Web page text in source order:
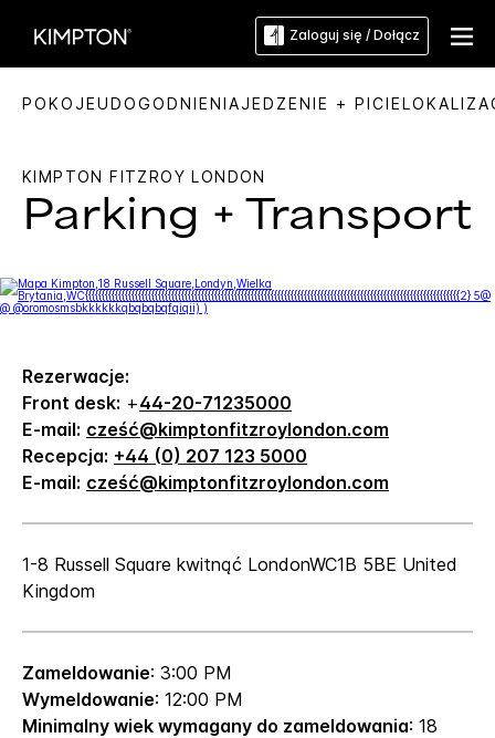
Zaloguj się / Dołącz
POKOJEUDOGODNIENIAJEDZENIE + PICIE
KIMPTON FITZROY LONDON
Parking + Transport
Rezerwacje:
Front desk: +44-20-71235000
E-mail: cześć@kimptonfitzroylondon.com
Recepcja: +44 (0) 207 123 5000
E-mail: cześć@kimptonfitzroylondon.com
1-8 Russell Square kwitnąć LondonWC1B 5BE United
Kingdom
Zameldowanie: 3:00 PM
Wymeldowanie: 12:00 PM
Minimalny wiek wymagany do zameldowania: 18